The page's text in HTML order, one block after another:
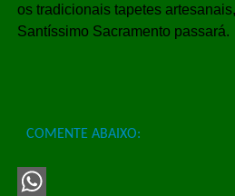
os tradicionais tapetes
Santíssimo Sacramento passará.
COMENTE ABAIXO: